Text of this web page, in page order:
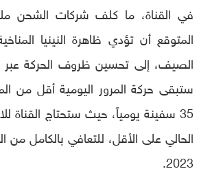
في القناة، ما كلف شركات الشحن
المتوقع أن تؤدي ظاهرة النينيا
الصيف، إلى تحسين ظروف الحركة عبر
ستبقى حركة المرور اليومية أقل من
35 سفينة يومياً، حيث ستحتاج القناة
الحالي على الأقل، للتعافي بالكامل
2023.